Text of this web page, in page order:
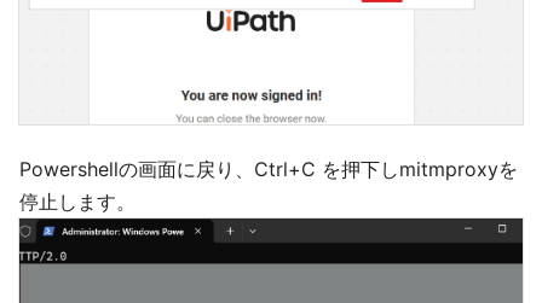
Powershellの画面に戻り、Ctrl+C を押下しmitmproxyを
停止します。